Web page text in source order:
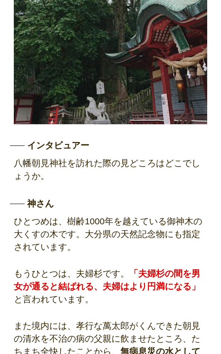
インタビュアー
八幡朝見神社を訪れた際の見どころはどこでし
ょうか。
神さん
ひとつめは、樹齢1000年を越えている御神木の
大くすの木です。大分県の天然記念物にも指定
されています。
もうひとつは、夫婦杉です。
「夫婦杉の間を男
女が通ると結ばれる、夫婦はより円満になる」
と言われています。
また境内には、孝行な萬太郎がくんできた朝見
の清水を不治の病の父親に飲ませたところ、た
ちまち全快したことから、 無病息災の水として